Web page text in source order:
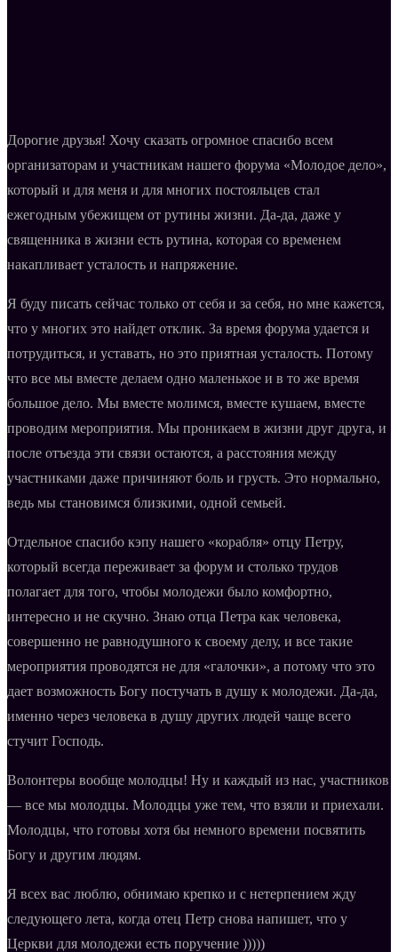
Дорогие друзья! Хочу сказать огромное спасибо всем
организаторам и участникам нашего форума «Молодое дело»,
который и для меня и для многих постояльцев стал
ежегодным убежищем от рутины жизни. Да-да, даже у
священника в жизни есть рутина, которая со временем
накапливает усталость и напряжение.
Я буду писать сейчас только от себя и за себя, но мне кажется,
что у многих это найдет отклик. За время форума удается и
потрудиться, и уставать, но это приятная усталость. Потому
что все мы вместе делаем одно маленькое и в то же время
большое дело. Мы вместе молимся, вместе кушаем, вместе
проводим мероприятия. Мы проникаем в жизни друг друга, и
после отъезда эти связи остаются, а расстояния между
участниками даже причиняют боль и грусть. Это нормально,
ведь мы становимся близкими, одной семьей.
Отдельное спасибо кэпу нашего «корабля» отцу Петру,
который всегда переживает за форум и столько трудов
полагает для того, чтобы молодежи было комфортно,
интересно и не скучно. Знаю отца Петра как человека,
совершенно не равнодушного к своему делу, и все такие
мероприятия проводятся не для «галочки», а потому что это
дает возможность Богу постучать в душу к молодежи. Да-да,
именно через человека в душу других людей чаще всего
стучит Господь.
Волонтеры вообще молодцы! Ну и каждый из нас, участников
— все мы молодцы. Молодцы уже тем, что взяли и приехали.
Молодцы, что готовы хотя бы немного времени посвятить
Богу и другим людям.
Я всех вас люблю, обнимаю крепко и с нетерпением жду
следующего лета, когда отец Петр снова напишет, что у
Церкви для молодежи есть поручение )))))